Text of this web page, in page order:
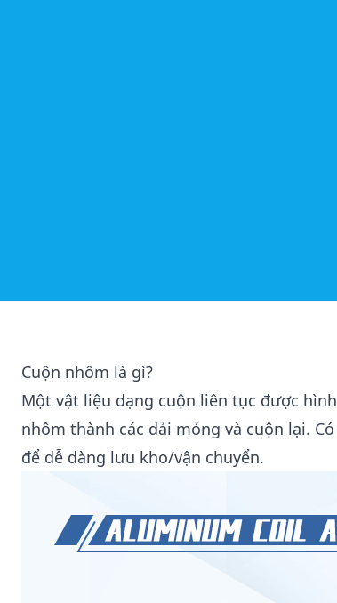
Cuộn nhôm là gì?
Một vật liệu dạng cuộn liên tục được
nhôm thành các dải mỏng và cuộn lại.
để dễ dàng lưu kho/vận chuyển.